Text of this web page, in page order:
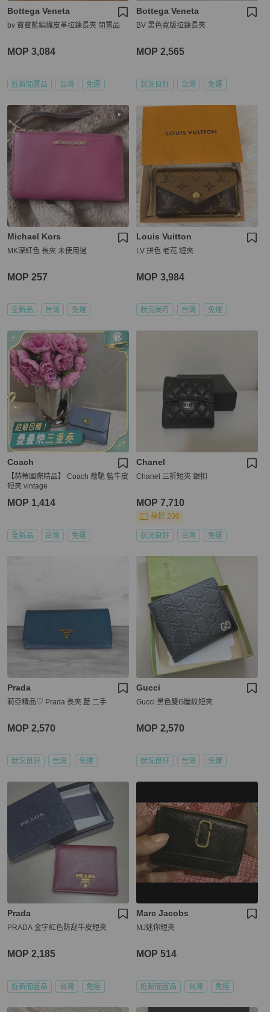
Bottega Veneta
bv 寶寶藍編織皮革拉鍊長夾 閒置品
MOP 3,084
近新閒置品 台灣 免運
Bottega Veneta
BV 黑色寬版拉鍊長夾
MOP 2,565
狀況良好 台灣 免運
Michael Kors
MK深紅色 長夾 未使用過
MOP 257
全新品 台灣 免運
Louis Vuitton
LV 拼色 老花 短夾
MOP 3,984
狀況尚可 台灣 免運
Coach
【赫蒂國際精品】 Coach 蔻馳 藍牛皮
短夾 vintage
MOP 1,414
全新品 台灣 免運
Chanel
Chanel 三折短夾 銀扣
MOP 7,710
現折 200
狀況良好 台灣 免運
Prada
莉亞精品♡ Prada 長夾 藍 二手
MOP 2,570
狀況良好 台灣 免運
Gucci
Gucci 黑色雙G壓紋短夾
MOP 2,570
狀況良好 台灣 免運
Prada
PRADA 金字紅色防刮牛皮短夾
MOP 2,185
近新閒置品 台灣 免運
Marc Jacobs
MJ迷你短夾
MOP 514
近新閒置品 台灣 免運